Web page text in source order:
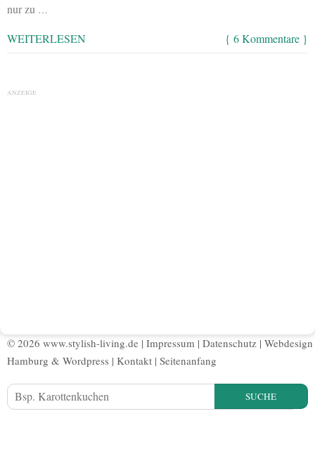
nur zu …
WEITERLESEN { 6 Kommentare }
ANZEIGE
© 2026 www.stylish-living.de | Impressum | Datenschutz | Webdesign
Hamburg & Wordpress | Kontakt | Seitenanfang
SUCHE